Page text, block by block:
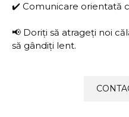
✔️ Comunicare orientată
📢 Doriți să atrageți noi
să gândiți lent.